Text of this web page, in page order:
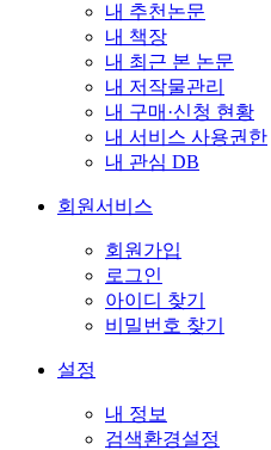
내 추천논문
내 책장
내 최근 본 논문
내 저작물관리
내 구매·신청 현황
내 서비스 사용권한
내 관심 DB
회원서비스
회원가입
로그인
아이디 찾기
비밀번호 찾기
설정
내 정보
검색환경설정